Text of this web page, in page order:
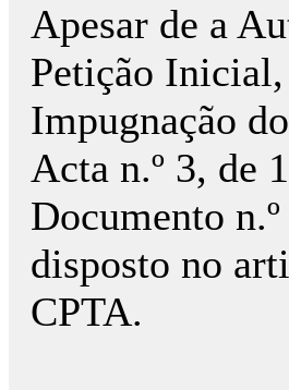
Apesar de a
Petição Inicial,
Impugnação
Acta n.º 3, de
Documento
disposto no
CPTA.